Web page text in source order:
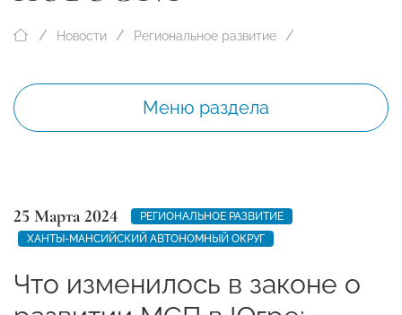
Новости Региональное развитие
Меню раздела
25 Марта 2024
РЕГИОНАЛЬНОЕ РАЗВИТИЕ
ХАНТЫ-МАНСИЙСКИЙ АВТОНОМНЫЙ ОКРУГ
Что изменилось в законе о